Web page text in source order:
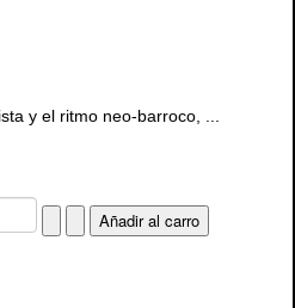
y el ritmo neo-barroco, ...